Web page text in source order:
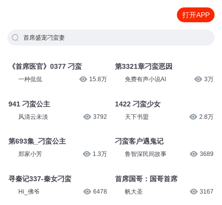
打开APP
首席盛宠刁蛮妻
《首席医官》0377 刁蛮
一种侃侃 15.8万
941 刁蛮公主
风清云未淡 3792
第693集_刁蛮公主
郑家小芳 1.3万
寻秦记337-秦女刁蛮
Hi_佛爷 6478
第3321章刁蛮恶因
免费有声小说AI 3万
1422 刁蛮少女
天下书盟 2.8万
刁蛮客户遇鬼记
鲁智深民间故事 3689
首席国哥：国哥首席
帆大圣 3167